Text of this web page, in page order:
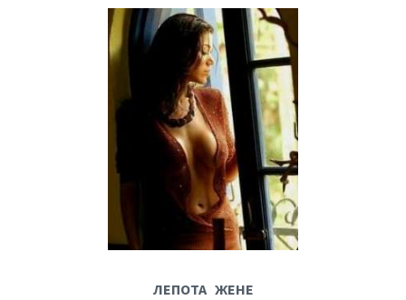
ЛЕПОТА ЖЕНЕ